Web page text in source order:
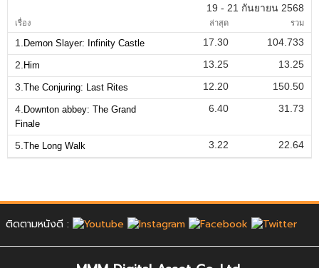
19 - 21 กันยายน 2568
เรื่อง ล่าสุด รวม
1. Demon Slayer: Infinity Castle 17.30
104.733
2. Him 13.25
13.25
3. The Conjuring: Last Rites 12.20
150.50
4. Downton abbey: The Grand
Finale
6.40 31.73
5. The Long Walk 3.22 22.64
ติดตามหนังดี :